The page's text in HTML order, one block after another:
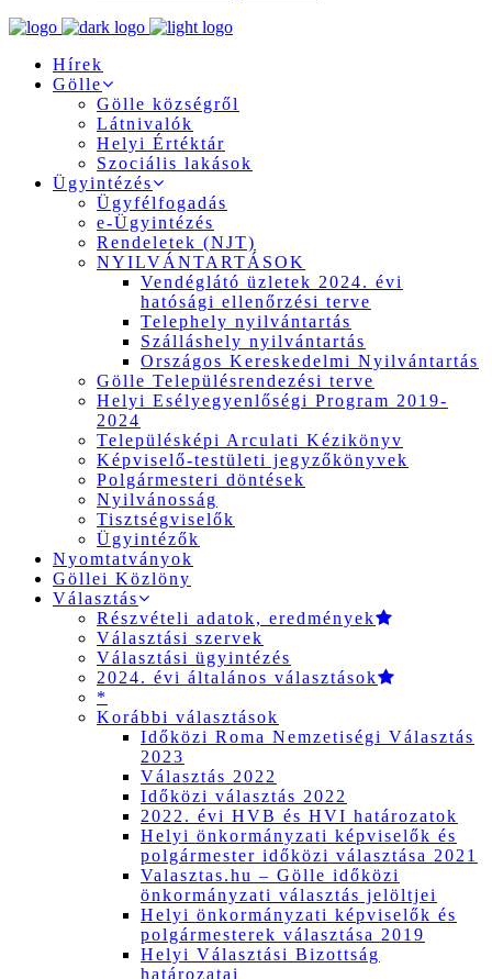
Hírek
Gölle
Gölle községről
Látnivalók
Helyi Értéktár
Szociális lakások
Ügyintézés
Ügyfélfogadás
e-Ügyintézés
Rendeletek (NJT)
NYILVÁNTARTÁSOK
Vendéglátó üzletek 2024. évi
hatósági ellenőrzési terve
Telephely nyilvántartás
Szálláshely nyilvántartás
Országos Kereskedelmi Nyilvántartás
Gölle Településrendezési terve
Helyi Esélyegyenlőségi Program 2019-
2024
Településképi Arculati Kézikönyv
Képviselő-testületi jegyzőkönyvek
Polgármesteri döntések
Nyilvánosság
Tisztségviselők
Ügyintézők
Nyomtatványok
Göllei Közlöny
Választás
Részvételi adatok, eredmények
Választási szervek
Választási ügyintézés
2024. évi általános választások
*
Korábbi választások
Időközi Roma Nemzetiségi Választás
2023
Választás 2022
Időközi választás 2022
2022. évi HVB és HVI határozatok
Helyi önkormányzati képviselők és
polgármester időközi választása 2021
Valasztas.hu – Gölle időközi
önkormányzati választás jelöltjei
Helyi önkormányzati képviselők és
polgármesterek választása 2019
Helyi Választási Bizottság
határozatai